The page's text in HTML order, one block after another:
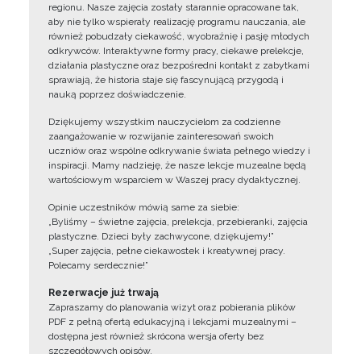
regionu. Nasze zajęcia zostały starannie opracowane tak,
aby nie tylko wspierały realizację programu nauczania, ale
również pobudzały ciekawość, wyobraźnię i pasję młodych
odkrywców. Interaktywne formy pracy, ciekawe prelekcje,
działania plastyczne oraz bezpośredni kontakt z zabytkami
sprawiają, że historia staje się fascynującą przygodą i
nauką poprzez doświadczenie.
Dziękujemy wszystkim nauczycielom za codzienne
zaangażowanie w rozwijanie zainteresowań swoich
uczniów oraz wspólne odkrywanie świata pełnego wiedzy i
inspiracji. Mamy nadzieję, że nasze lekcje muzealne będą
wartościowym wsparciem w Waszej pracy dydaktycznej.
Opinie uczestników mówią same za siebie:
„Byliśmy – świetne zajęcia, prelekcja, przebieranki, zajęcia
plastyczne. Dzieci były zachwycone, dziękujemy!”
„Super zajęcia, pełne ciekawostek i kreatywnej pracy.
Polecamy serdecznie!”
Rezerwacje już trwają
Zapraszamy do planowania wizyt oraz pobierania plików
PDF z pełną ofertą edukacyjną i lekcjami muzealnymi –
dostępna jest również skrócona wersja oferty bez
szczegółowych opisów.